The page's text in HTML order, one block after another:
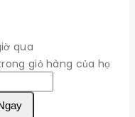
qua
giỏ hàng của họ